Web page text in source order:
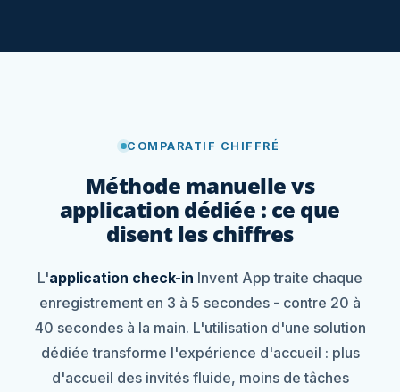
COMPARATIF CHIFFRÉ
Méthode manuelle vs
application dédiée : ce que
disent les chiffres
L'application check-in Invent App traite chaque
enregistrement en 3 à 5 secondes - contre 20 à
40 secondes à la main. L'utilisation d'une solution
dédiée transforme l'expérience d'accueil : plus
d'accueil des invités fluide, moins de tâches